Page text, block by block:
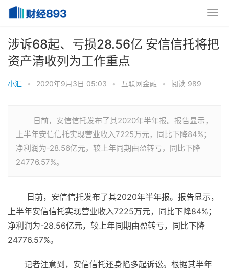
涉诉68起、亏损28.56亿 安信信托将把
资产清收列为工作重点
小汇 • 2020年9月3日 05:03 • 互联网金融 • 阅读 989
日前，安信信托发布了其2020年半年报。报告显示，
上半年安信信托实现营业收入7225万元，同比下降84%；
净利润为-28.56亿元，较上年同期由盈转亏，同比下降
24776.57%。
日前，安信信托发布了其2020年半年报。报告显示，
上半年安信信托实现营业收入7225万元，同比下降84%；
净利润为-28.56亿元，较上年同期由盈转亏，同比下降
24776.57%。
记者注意到，安信信托还身陷多起诉讼。根据其半年